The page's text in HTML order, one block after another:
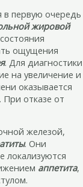
в первую очередь
жировой
ощущения
. Для диагностики
на увеличение и
оказывается
При отказе от
железой,
. Они
локализуются
аппетита,